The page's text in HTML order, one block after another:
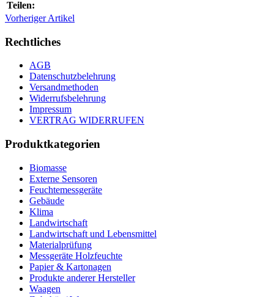
Teilen:
Vorheriger Artikel
Rechtliches
AGB
Datenschutzbelehrung
Versandmethoden
Widerrufsbelehrung
Impressum
VERTRAG WIDERRUFEN
Produktkategorien
Biomasse
Externe Sensoren
Feuchtemessgeräte
Gebäude
Klima
Landwirtschaft
Landwirtschaft und Lebensmittel
Materialprüfung
Messgeräte Holzfeuchte
Papier & Kartonagen
Produkte anderer Hersteller
Waagen